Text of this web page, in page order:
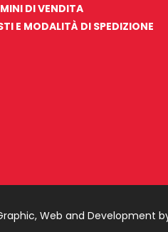
DI VENDITA
E MODALITÀ DI SPEDIZIONE
Web and Development